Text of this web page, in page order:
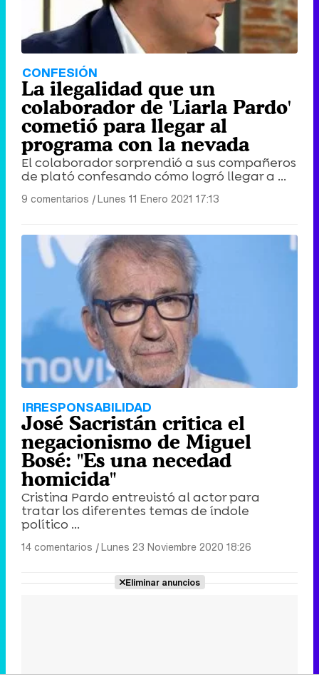
CONFESIÓN
La ilegalidad que un
colaborador de 'Liarla Pardo'
cometió para llegar al
programa con la nevada
El colaborador sorprendió a sus compañeros
de plató confesando cómo logró llegar a ...
9 comentarios |Lunes 11 Enero 2021 17:13
IRRESPONSABILIDAD
José Sacristán critica el
negacionismo de Miguel
Bosé: "Es una necedad
homicida"
Cristina Pardo entrevistó al actor para
tratar los diferentes temas de índole
político ...
14 comentarios |Lunes 23 Noviembre 2020 18:26
Eliminar anuncios